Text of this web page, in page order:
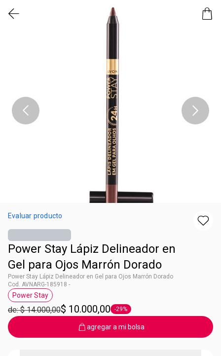
Evaluar producto
Power Stay Lápiz Delineador en
Gel para Ojos Marrón Dorado
Power Stay Lápiz Delineador en Gel para Ojos Marrón Dorado
Cod. AVNARG-185918 -
Etiqueta Power Stay
Power Stay
de: $ 14.000,00$ 10.000,00 Etiqueta -29%
-29%
agregar a mi bolsa